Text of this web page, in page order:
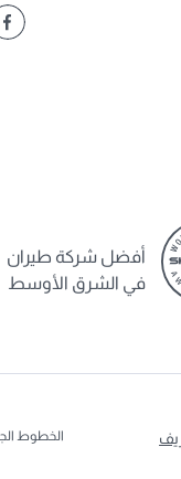
أفضل شركة طيران
في الشرق الأوسط
الخطوط